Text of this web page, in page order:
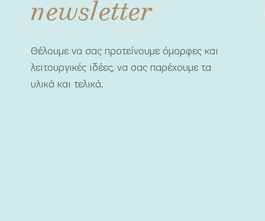
newsletter
Θέλουμε να σας προτείνουμε όμορφες και
λειτουργικές ιδέες, να σας παρέχουμε τα
υλικά και τελικά.